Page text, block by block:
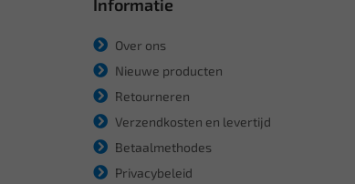
Informatie
Over ons
Nieuwe producten
Retourneren
Verzendkosten en levertijd
Betaalmethodes
Privacybeleid